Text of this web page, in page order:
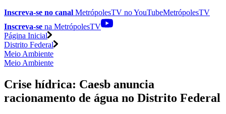
Inscreva-se no canal MetrópolesTV noYouTubeMetrópolesTV
Inscreva-se na MetrópolesTV
Página Inicial
Distrito Federal
Meio Ambiente
Meio Ambiente
Crise hídrica: Caesb anuncia
racionamento de água no Distrito Federal